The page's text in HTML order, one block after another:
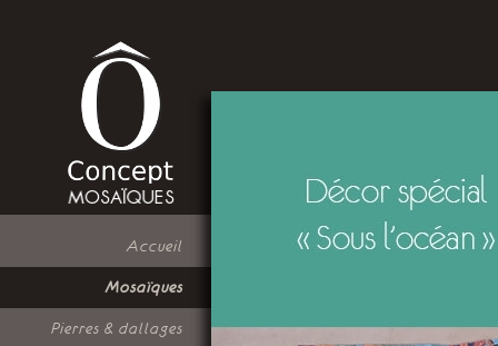
Accueil
Mosaïques
Pierres & dallages